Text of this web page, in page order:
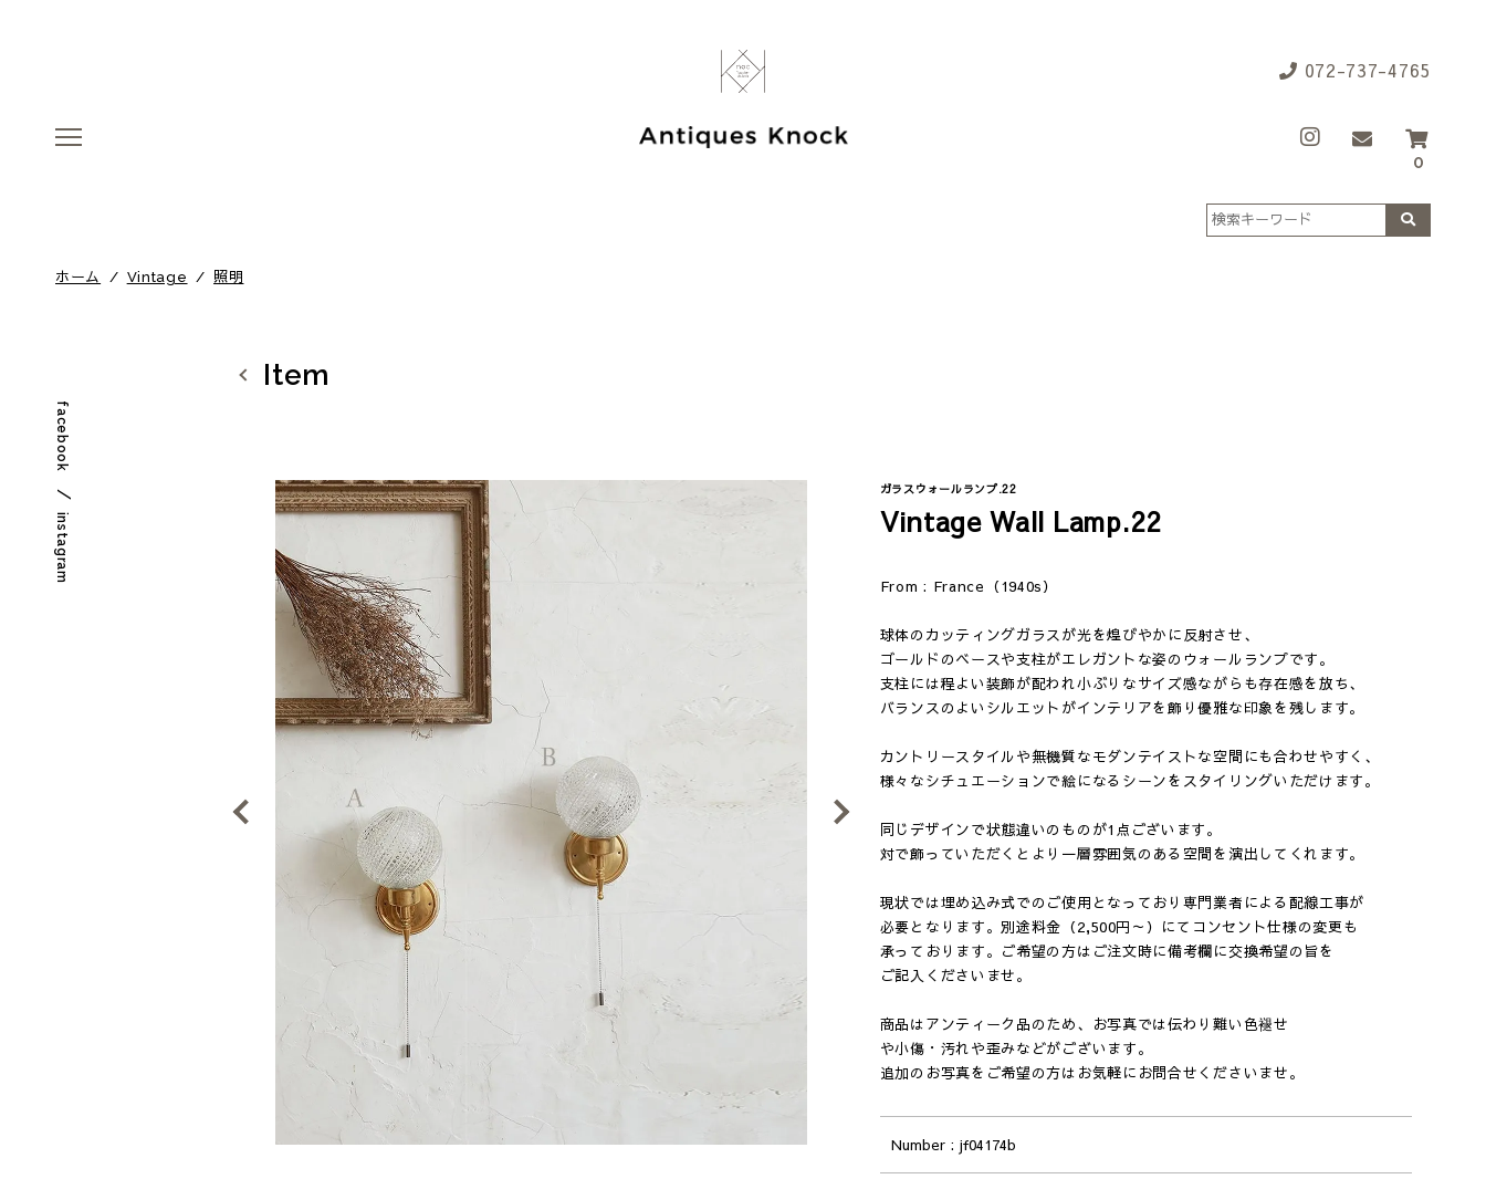
menu
072-737-4765
0
menu
ホーム / Vintage / 照明
Item
ガラスウォールランプ.22
Vintage Wall Lamp.22
From : France（1940s）
球体のカッティングガラスが光を煌びやかに反射させ、
ゴールドのベースや支柱がエレガントな姿のウォールランプです。
支柱には程よい装飾が配われ小ぶりなサイズ感ながらも存在感を放ち、
バランスのよいシルエットがインテリアを飾り優雅な印象を残します。
カントリースタイルや無機質なモダンテイストな空間にも合わせやすく、
様々なシチュエーションで絵になるシーンをスタイリングいただけます。
同じデザインで状態違いのものが1点ございます。
対で飾っていただくとより一層雰囲気のある空間を演出してくれます。
現状では埋め込み式でのご使用となっており専門業者による配線工事が
必要となります。別途料金（2,500円～）にてコンセント仕様の変更も
承っております。ご希望の方はご注文時に備考欄に交換希望の旨を
ご記入くださいませ。
商品はアンティーク品のため、お写真では伝わり難い色褪せ
や小傷・汚れや歪みなどがございます。
追加のお写真をご希望の方はお気軽にお問合せくださいませ。
Number jf04174b
facebook
instagram